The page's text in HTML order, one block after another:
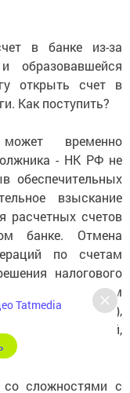
в банке из-за
образовавшейся
открыть счет в
Как поступить?
временно
- НК РФ не
обеспечительных
взыскание
расчетных счетов
банке. Отмена
по счетам
налогового
за днем
(их копий),
налога, пеней,
со сложностями с
Tatmedia